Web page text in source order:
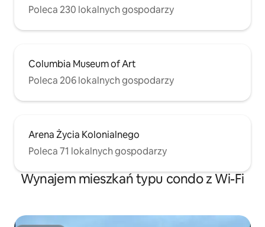
Poleca 230 lokalnych gospodarzy
Columbia Museum of Art
Poleca 206 lokalnych gospodarzy
Arena Życia Kolonialnego
Poleca 71 lokalnych gospodarzy
Wynajem mieszkań typu condo z Wi-Fi